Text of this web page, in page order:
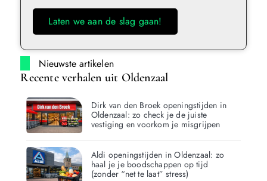
Laten we aan de slag gaan!
Nieuwste artikelen
Recente verhalen uit Oldenzaal
Dirk van den Broek openingstijden in
Oldenzaal: zo check je de juiste
vestiging en voorkom je misgrijpen
Aldi openingstijden in Oldenzaal: zo
haal je je boodschappen op tijd
(zonder “net te laat” stress)